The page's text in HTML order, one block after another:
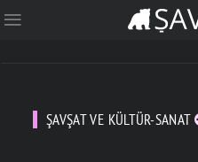
ŞAVŞAT VE KÜLTÜR-SANAT